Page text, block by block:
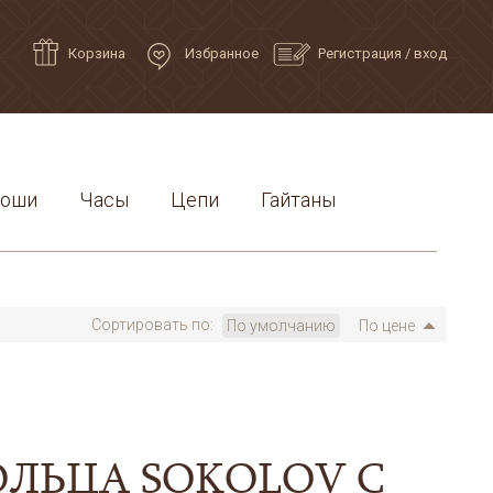
Корзина Избранное Регистрация / вход
Часы Цепи Гайтаны
Сортировать по: По умолчанию По цене
SOKOLOV С